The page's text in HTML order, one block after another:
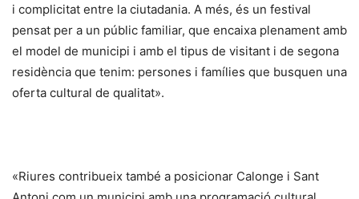
i complicitat entre la ciutadania. A més, és un festival
pensat per a un públic familiar, que encaixa plenament amb
el model de municipi i amb el tipus de visitant i de segona
residència que tenim: persones i famílies que busquen una
oferta cultural de qualitat».
«Riures contribueix també a posicionar Calonge i Sant